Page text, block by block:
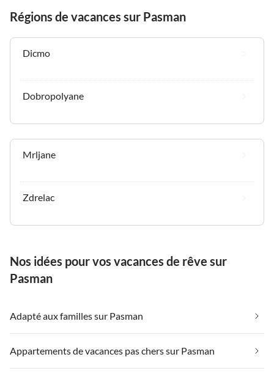
Régions de vacances sur Pasman
Dicmo
Dobropolyane
Mrljane
Zdrelac
Nos idées pour vos vacances de rêve sur
Pasman
Adapté aux familles sur Pasman
Appartements de vacances pas chers sur Pasman